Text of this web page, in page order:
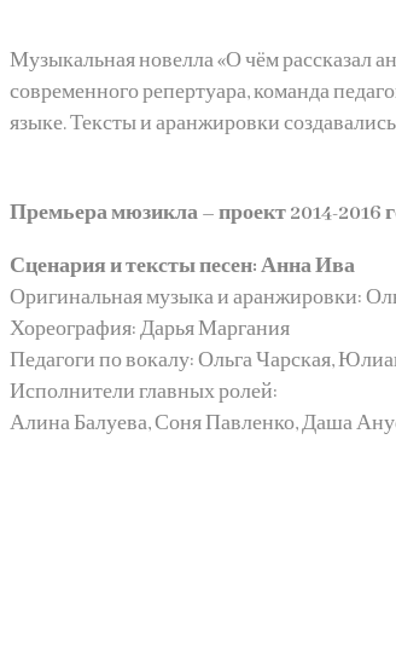
Музыкальная новелла «О чём рассказал
современного репертуара, команда
языке. Тексты и аранжировки
Премьера мюзикла – проект 2014-2016
Сценария и тексты песен: Анна Ива
Оригинальная музыка и аранжировки:
Хореография: Дарья Маргания
Педагоги по вокалу: Ольга Чарская,
Исполнители главных ролей:
Алина Балуева, Соня Павленко, Даша